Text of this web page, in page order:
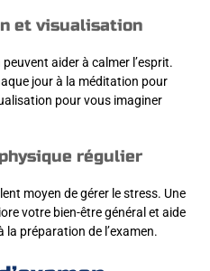
et visualisation
aider à calmer l’esprit.
jour à la méditation pour
pour vous imaginer
régulier
moyen de gérer le stress. Une
votre bien-être général et aide
la préparation de l’examen.